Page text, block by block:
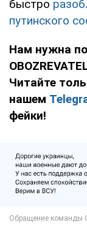
быстро
путинского
Нам нужна
Читайте
нашем
фейки!